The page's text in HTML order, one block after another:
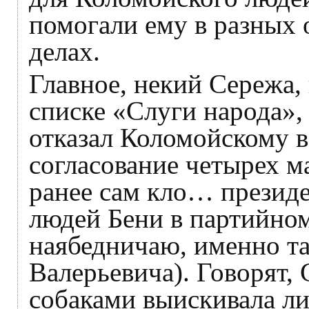
помогали ему в разных
делах.
Главное, некий
списке «Слуги
отказал Коломойскому
согласование четырех
ранее сам кло…
людей Бени в
наябедничаю, именно
Валерьевича). Говорят,
собаками выискивала